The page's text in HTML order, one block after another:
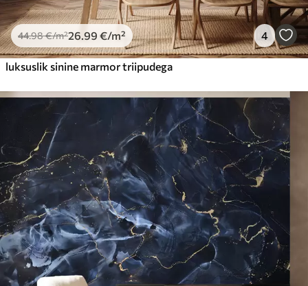
44.98€/m²26 .99 €/m² 4
luksuslik sinine marmor triipudega